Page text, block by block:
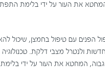
את העור על ידי בלימת
הפנים עם טיפול בחמצן, שיכול
ולנטרל מצבי דלקת.
המחטא את העור על ידי